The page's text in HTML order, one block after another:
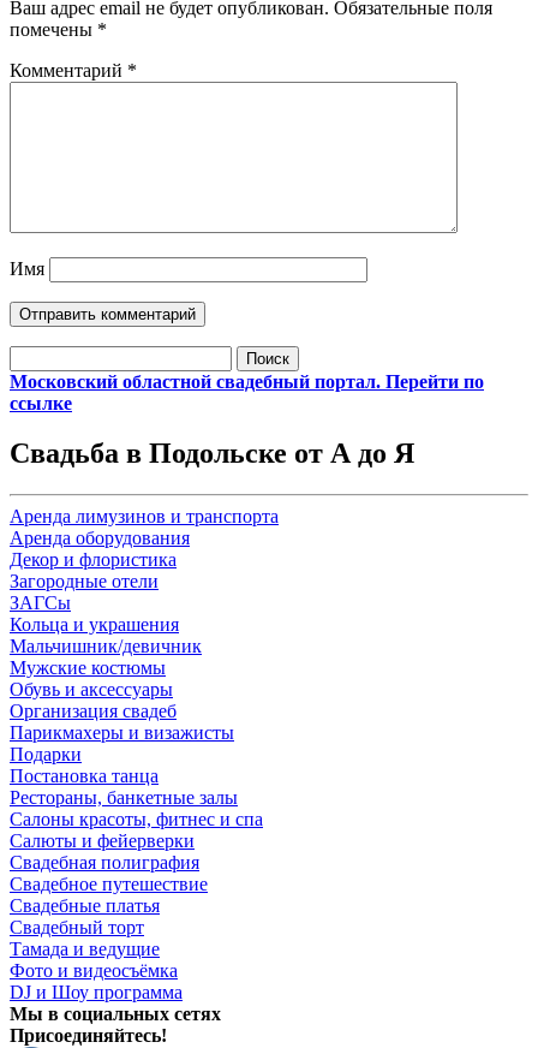
Ваш адрес email не будет опубликован. Обязательные поля
помечены *
Комментарий *
Имя
Московский областной свадебный портал. Перейти по
ссылке
Свадьба в Подольске от А до Я
Аренда лимузинов и транспорта
Аренда оборудования
Декор и флористика
Загородные отели
ЗАГСы
Кольца и украшения
Мальчишник/девичник
Мужские костюмы
Обувь и аксессуары
Организация свадеб
Парикмахеры и визажисты
Подарки
Постановка танца
Рестораны, банкетные залы
Салоны красоты, фитнес и спа
Салюты и фейерверки
Свадебная полиграфия
Свадебное путешествие
Свадебные платья
Свадебный торт
Тамада и ведущие
Фото и видеосъёмка
DJ и Шоу программа
Мы в социальных сетях
Присоединяйтесь!